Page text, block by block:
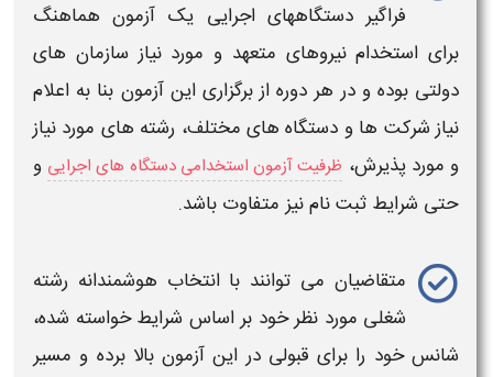
فراگیر دستگاههای اجرایی یک آزمون هماهنگ
برای استخدام نیروهای متعهد و مورد نیاز سازمان های
دولتی بوده و در هر دوره از برگزاری اینآزمون بنا به اعلام
نیاز شرکت ها و دستگاه های مختلف، رشته های مورد نیاز
و مورد پذیرش، ظرفیت آزمون استخدامی دستگاه های اجرایی و
حتی شرایط ثبت نامنیز متفاوت باشد.
متقاضیان می توانند با انتخاب هوشمندانه رشته
شغلی مورد نظر خود بر اساس شرایط خواسته شده،
شانس خود را برای قبولی در این آزمونبالا برده و مسیر